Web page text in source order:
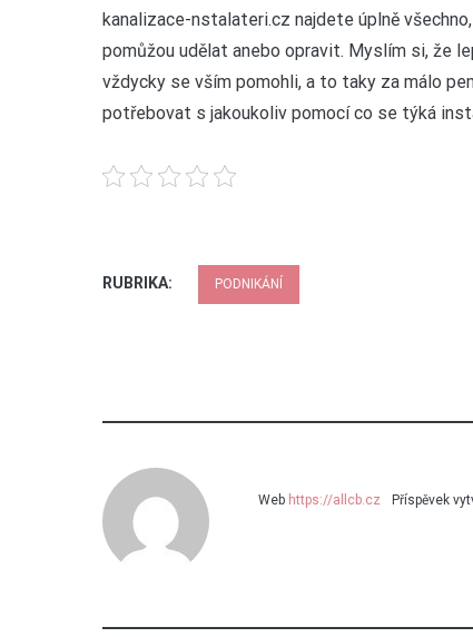
kanalizace-nstalateri.cz najdete úplně
pomůžou udělat anebo opravit. Myslím si, že
vždycky se vším pomohli, a to taky za málo
potřebovat s jakoukoliv pomocí co se týká
RUBRIKA: PODNIKÁNÍ
Web https://allcb.cz Příspěvek